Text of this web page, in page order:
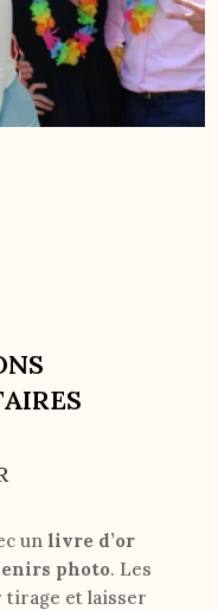
un livre d’or
photo. Les
tirage et laisser